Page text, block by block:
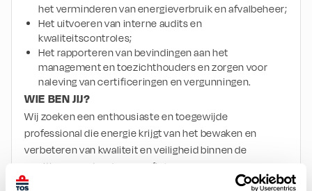
het verminderen van energieverbruik en afvalbeheer;
Het uitvoeren van interne audits en
kwaliteitscontroles;
Het rapporteren van bevindingen aan het
management en toezichthouders en zorgen voor
naleving van certificeringen en vergunningen.
WIE BEN JIJ?
Wij zoeken een enthousiaste en toegewijde
professional die energie krijgt van het bewaken en
verbeteren van kwaliteit en veiligheid binnen de
maritieme sector. Jouw profiel:
Een afgeronde hbo-opleiding in een relevante